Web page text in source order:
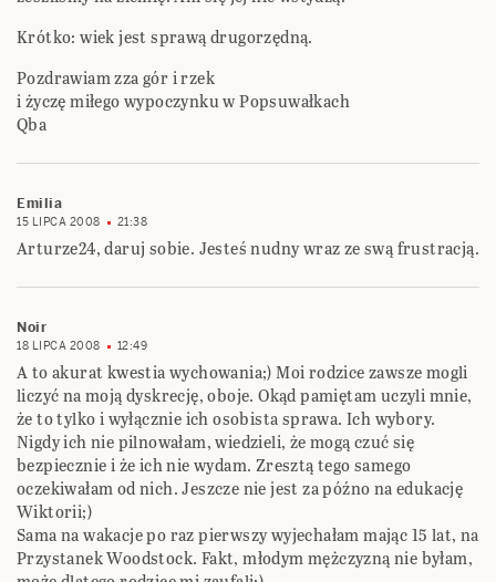
Krótko: wiek jest sprawą drugorzędną.
Pozdrawiam zza gór i rzek
i życzę miłego wypoczynku w Popsuwałkach
Qba
Emilia
15 LIPCA 2008 21:38
Arturze24, daruj sobie. Jesteś nudny wraz ze swą frustracją.
Noir
18 LIPCA 2008 12:49
A to akurat kwestia wychowania;) Moi rodzice zawsze mogli
liczyć na moją dyskrecję, oboje. Okąd pamiętam uczyli mnie,
że to tylko i wyłącznie ich osobista sprawa. Ich wybory.
Nigdy ich nie pilnowałam, wiedzieli, że mogą czuć się
bezpiecznie i że ich nie wydam. Zresztą tego samego
oczekiwałam od nich. Jeszcze nie jest za późno na edukację
Wiktorii;)
Sama na wakacje po raz pierwszy wyjechałam mając 15 lat, na
Przystanek Woodstock. Fakt, młodym mężczyzną nie byłam,